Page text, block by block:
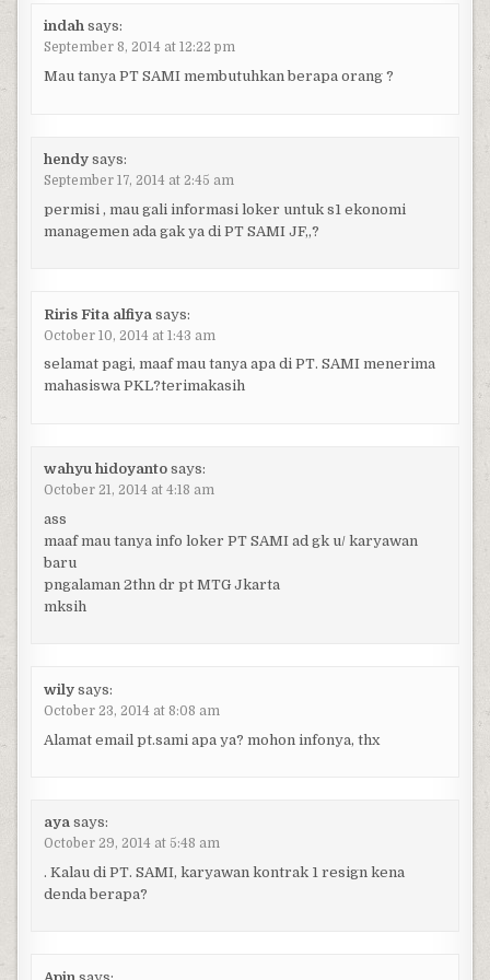
indah says:
September 8, 2014 at 12:22 pm
Mau tanya PT SAMI membutuhkan berapa orang ?
hendy says:
September 17, 2014 at 2:45 am
permisi , mau gali informasi loker untuk s1 ekonomi
managemen ada gak ya di PT SAMI JF,,?
Riris Fita alfiya says:
October 10, 2014 at 1:43 am
selamat pagi, maaf mau tanya apa di PT. SAMI menerima
mahasiswa PKL?terimakasih
wahyu hidoyanto says:
October 21, 2014 at 4:18 am
ass
maaf mau tanya info loker PT SAMI ad gk u/ karyawan
baru
pngalaman 2thn dr pt MTG Jkarta
mksih
wily says:
October 23, 2014 at 8:08 am
Alamat email pt.sami apa ya? mohon infonya, thx
aya says:
October 29, 2014 at 5:48 am
. Kalau di PT. SAMI, karyawan kontrak 1 resign kena
denda berapa?